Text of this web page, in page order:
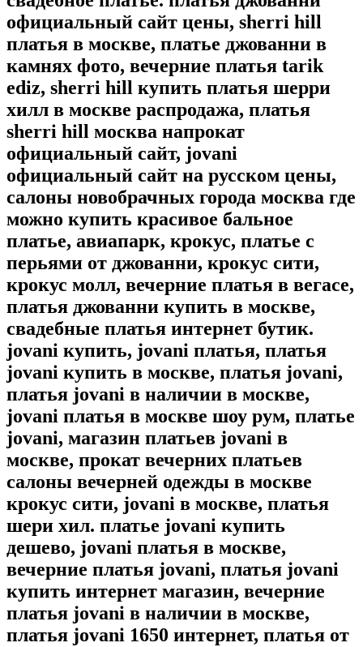
официальный сайт цены, sherri hill
платья в москве, платье джованни в
камнях фото, вечерние платья tarik
ediz, sherri hill купить платья шерри
хилл в москве распродажа, платья
sherri hill москва напрокат
официальный сайт, jovani
официальный сайт на русском цены,
салоны новобрачных города москва где
можно купить красивое бальное
платье, авиапарк, крокус, платье с
перьями от джованни, крокус сити,
крокус молл, вечерние платья в вегасе,
платья джованни купить в москве,
свадебные платья интернет бутик.
jovani купить, jovani платья, платья
jovani купить в москве, платья jovani,
платья jovani в наличии в москве,
jovani платья в москве шоу рум, платье
jovani, магазин платьев jovani в
москве, прокат вечерних платьев
салоны вечерней одежды в москве
крокус сити, jovani в москве, платья
шери хил. платье jovani купить
дешево, jovani платья в москве,
вечерние платья jovani, платья jovani
купить интернет магазин, вечерние
платья jovani в наличии в москве,
платья jovani 1650 интернет, платья от